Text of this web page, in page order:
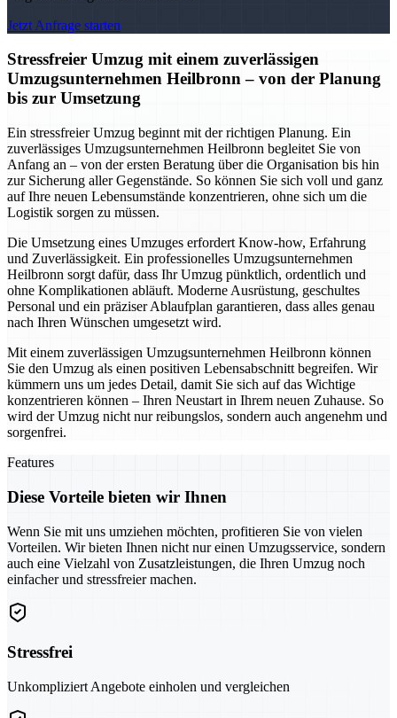
Jetzt Anfrage starten
Stressfreier Umzug mit einem zuverlässigen
Umzugsunternehmen Heilbronn – von der Planung
bis zur Umsetzung
Ein stressfreier Umzug beginnt mit der richtigen Planung. Ein
zuverlässiges Umzugsunternehmen Heilbronn begleitet Sie von
Anfang an – von der ersten Beratung über die Organisation bis hin
zur Sicherung aller Gegenstände. So können Sie sich voll und ganz
auf Ihre neuen Lebensumstände konzentrieren, ohne sich um die
Logistik sorgen zu müssen.
Die Umsetzung eines Umzuges erfordert Know-how, Erfahrung
und Zuverlässigkeit. Ein professionelles Umzugsunternehmen
Heilbronn sorgt dafür, dass Ihr Umzug pünktlich, ordentlich und
ohne Komplikationen abläuft. Moderne Ausrüstung, geschultes
Personal und ein präziser Ablaufplan garantieren, dass alles genau
nach Ihren Wünschen umgesetzt wird.
Mit einem zuverlässigen Umzugsunternehmen Heilbronn können
Sie den Umzug als einen positiven Lebensabschnitt begreifen. Wir
kümmern uns um jedes Detail, damit Sie sich auf das Wichtige
konzentrieren können – Ihren Neustart in Ihrem neuen Zuhause. So
wird der Umzug nicht nur reibungslos, sondern auch angenehm und
sorgenfrei.
Features
Diese Vorteile bieten wir Ihnen
Wenn Sie mit uns umziehen möchten, profitieren Sie von vielen
Vorteilen. Wir bieten Ihnen nicht nur einen Umzugsservice, sondern
auch eine Vielzahl von Zusatzleistungen, die Ihren Umzug noch
einfacher und stressfreier machen.
Stressfrei
Unkompliziert Angebote einholen und vergleichen